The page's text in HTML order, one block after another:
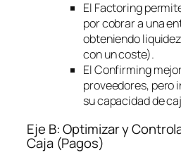
El Factoring
por cobrar a una
obteniendo
con un coste).
ElConfirming
proveedores, pero
su capacidad de
Eje B: Optimizar y
Caja (Pagos)